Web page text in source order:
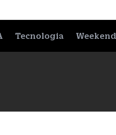
Tecnologia Weekend